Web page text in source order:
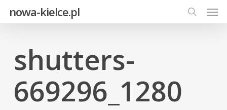
nowa-kielce.pl
search
shutters-
669296_1280